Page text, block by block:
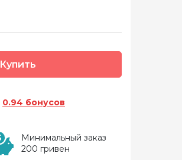
Купить
0.94 бонусов
Минимальный заказ
200 гривен